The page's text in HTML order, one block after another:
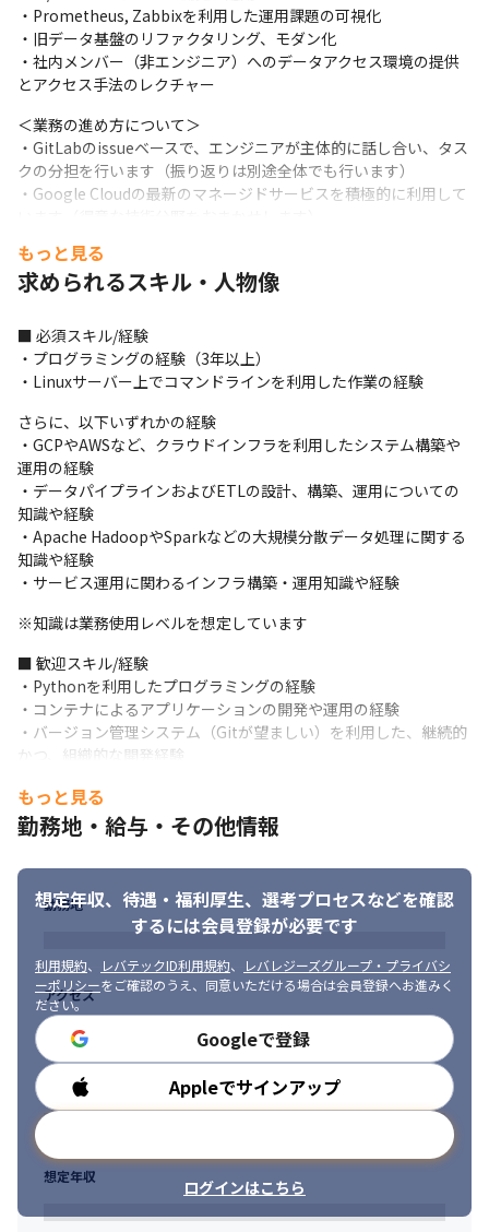
・Prometheus, Zabbixを利用した運用課題の可視化
・旧データ基盤のリファクタリング、モダン化
・社内メンバー（非エンジニア）へのデータアクセス環境の提供
とアクセス手法のレクチャー
＜業務の進め方について＞
・GitLabのissueベースで、エンジニアが主体的に話し合い、タス
クの分担を行います（振り返りは別途全体でも行います）
・Google Cloudの最新のマネージドサービスを積極的に利用して
・週1回の全体のエンジニアと行う進捗会議や、週2回のチーム会
議、各自の進捗を確認する行う昼会で、リモートワーク下でも円
＜入社後の流れ＞
・OJTを中心に業務を進めます
＜主な利用技術（ソフトウェア）＞
・Google Cloud（BigQuery、Cloud Composer、Dataflow、
Dataprocなど）
・Python、Jenkins、GitLab、Docker、Metabase
■ この仕事の面白み、魅力
・世界中のイノベーションに関する、網羅性と独自性の高い7億件
を超えるデータを活用できる面白さがあります
・新しい技術を積極的に取り込み、それを実際に事業に活用する
経験を積めます
・300社の顧客が、自分たちのマネージしたデータを直接事業に利
用していることを実感できるやりがいがあります
・世界中の機微情報の所在や研究機関、所属団体や各人の結び付
きを可視化するなど、日本の経済安全保障政策に関わるようなア
ウトプットを生み出すチャンスがあります
・顧客の課題を一時しのぎで解決するのではなく、実現可能かつ
案件も非常に多くいただいています）
もっと見る
求められるスキル・人物像
■ 必須スキル/経験
・プログラミングの経験（3年以上）
・Linuxサーバー上でコマンドラインを利用した作業の経験
さらに、以下いずれかの経験
・GCPやAWSなど、クラウドインフラを利用したシステム構築や
運用の経験
・データパイプラインおよびETLの設計、構築、運用についての
知識や経験
・Apache HadoopやSparkなどの大規模分散データ処理に関する
知識や経験
・サービス運用に関わるインフラ構築・運用知識や経験
※知識は業務使用レベルを想定しています
■ 歓迎スキル/経験
・Pythonを利用したプログラミングの経験
・コンテナによるアプリケーションの開発や運用の経験
・バージョン管理システム（Gitが望ましい）を利用した、継続的
かつ、組織的な開発経験
■ 求める人物像
・新しい技術（習得していないプログラミング言語やフレームワ
ークなど）を覚えることに抵抗がない方
・コミュニケーションが良好で、チームプレイを重視できる方
・常識に捉われず、サービス視点での最適解を考え、自ら改善し
・責任を持って、新しい技術や挑戦に取り組める方
もっと見る
勤務地・給与・その他情報
想定年収、待遇・福利厚生、 選考プロセスなどを確認
するには会員登録が必要です
利用規約、 レバテックID利用規約、
レバレジーズグループ・プライバシ
ーポリシーをご確認のうえ、同意いただける場合は会員登録へお進みく
ださい。
Googleで登録
Appleでサインアップ
ログインはこちら
勤務地
アクセス
勤務時間
想定年収